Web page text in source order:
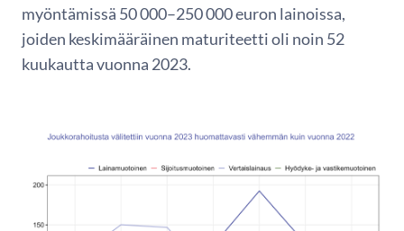
myöntämissä 50 000–250 000 euron lainoissa,
joiden keskimääräinen maturiteetti oli noin 52
kuukautta vuonna 2023.